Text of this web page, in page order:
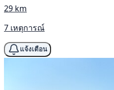
29 km
7 เหตุการณ์
แจ้งเตือน